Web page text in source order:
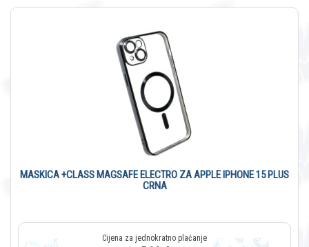
MASKICA +CLASS MAGSAFE ELECTRO ZA APPLE IPHONE 15 PLUS
CRNA